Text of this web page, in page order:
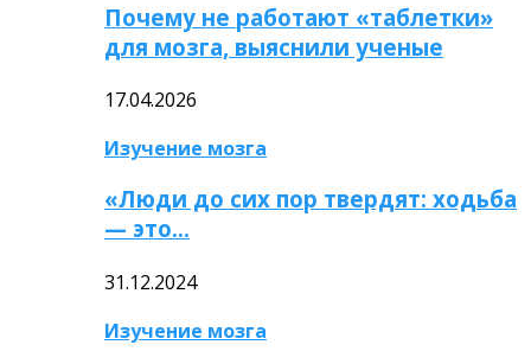
Почему не работают «таблетки»
для мозга, выяснили ученые
17.04.2026
Изучение мозга
«Люди до сих пор твердят: ходьба
— это…
31.12.2024
Изучение мозга